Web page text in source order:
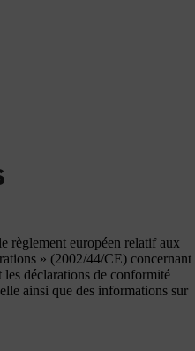
règlement européen relatif aux
» (2002/44/CE) concernant
déclarations de conformité
ainsi que des informations sur